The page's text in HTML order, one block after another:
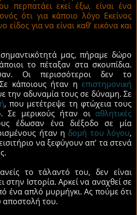
περπατάει εκεί έξω, είναι ένα
ότι για κάποιο λόγο Εκείνος
είδος για να είναι καθ' εικόνα και
μας, πήραμε δώρο
το πέταξαν στα σκουπίδια.
Οι περισσότεροι δεν το
κάποιους ήταν η επιστημονική
την αδυναμία τους σε δύναμη. Σε
, που μετέτρεψε τη φτώχεια τους
Σε μερικούς ήταν οι αθλητικές
έδωσαν ένα διέξοδο σε μία
ήταν η δομή του λόγου,
να ξεφύγουν απ' τα στενά
το τάλαντό του, δεν είναι
στην Ιστορία. Αρκεί να αναχθεί σε
ένα απλό μυρμήγκι. Ας πούμε ότι
αποστολή του.